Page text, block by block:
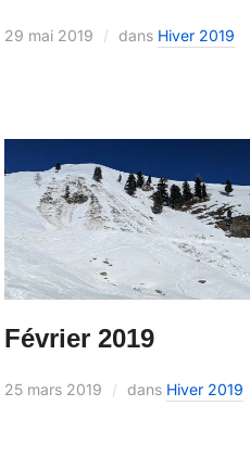
29 mai 2019 dans Hiver 2019
Février 2019
25 mars 2019 dans Hiver 2019